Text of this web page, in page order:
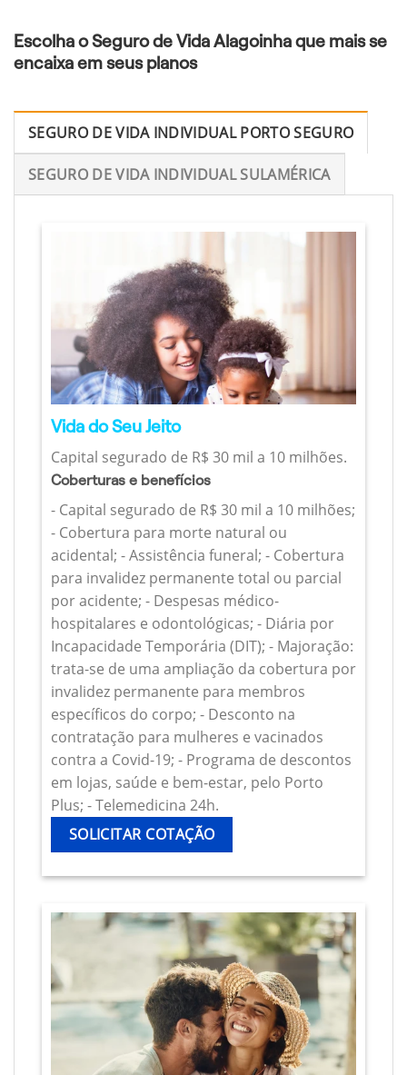
Escolha o Seguro de Vida Alagoinha que mais se
encaixa em seus planos
SEGURO DE VIDA INDIVIDUAL PORTO SEGURO
SEGURO DE VIDA INDIVIDUAL SULAMÉRICA
Vida do Seu Jeito
Capital segurado de R$ 30 mil a 10 milhões.
Coberturas e benefícios
- Capital segurado de R$ 30 mil a 10 milhões;
- Cobertura para morte natural ou
acidental; - Assistência funeral; - Cobertura
para invalidez permanente total ou parcial
por acidente; - Despesas médico-
hospitalares e odontológicas; - Diária por
Incapacidade Temporária (DIT); - Majoração:
trata-se de uma ampliação da cobertura por
invalidez permanente para membros
específicos do corpo; - Desconto na
contratação para mulheres e vacinados
contra a Covid-19; - Programa de descontos
em lojas, saúde e bem-estar, pelo Porto
Plus; - Telemedicina 24h.
SOLICITAR COTAÇÃO